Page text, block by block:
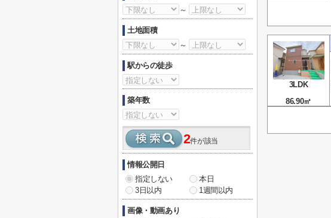
3LDK
86.90㎡
～
土地面積
～
駅からの徒歩
築年数
2件が該当
情報公開日
指定しない
本日
3日以内
1週間以内
画像・動画あり